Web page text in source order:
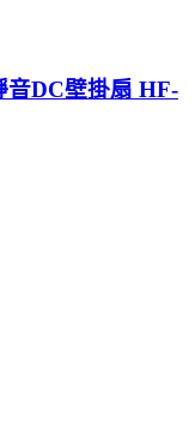
音DC壁掛扇 HF-